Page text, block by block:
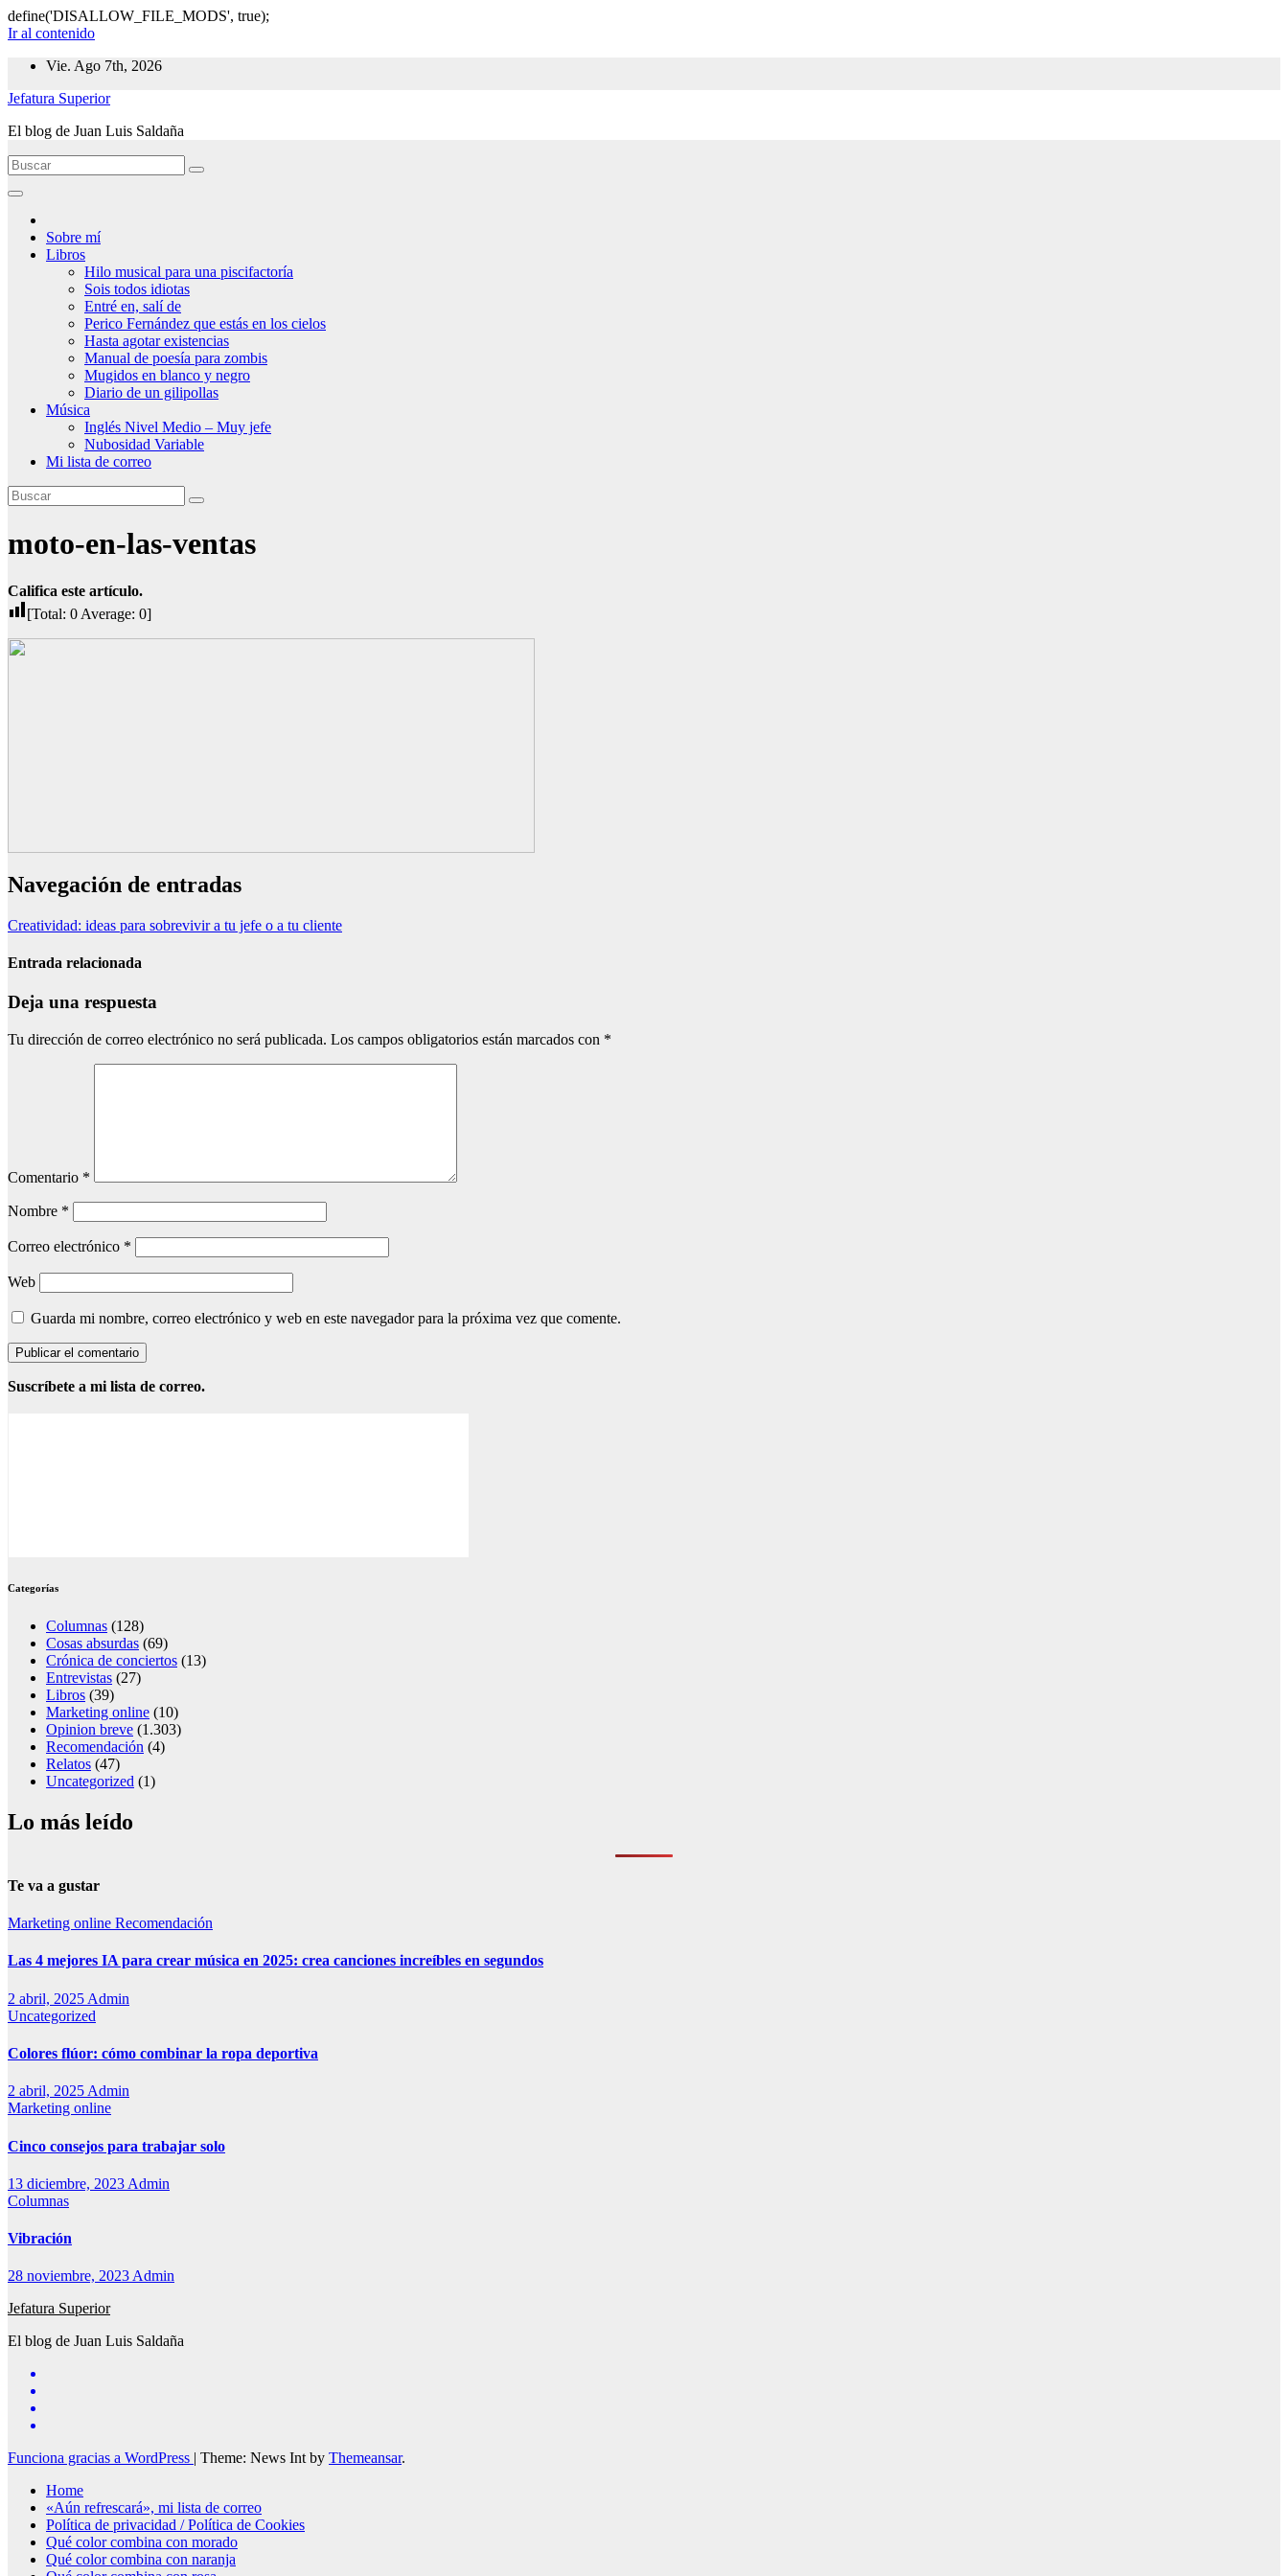
define('DISALLOW_FILE_MODS', true);
Ir al contenido
Vie. Ago 7th, 2026
Jefatura Superior
El blog de Juan Luis Saldaña
Sobre mí
Libros
Hilo musical para una piscifactoría
Sois todos idiotas
Entré en, salí de
Perico Fernández que estás en los cielos
Hasta agotar existencias
Manual de poesía para zombis
Mugidos en blanco y negro
Diario de un gilipollas
Música
Inglés Nivel Medio – Muy jefe
Nubosidad Variable
Mi lista de correo
moto-en-las-ventas
Califica este artículo.
[Total: 0 Average: 0]
Navegación de entradas
Creatividad: ideas para sobrevivir a tu jefe o a tu cliente
Entrada relacionada
Deja una respuesta
Tu dirección de correo electrónico no será publicada. Los campos obligatorios están marcados con *
Comentario *
Nombre *
Correo electrónico *
Web
Guarda mi nombre, correo electrónico y web en este navegador para la próxima vez que comente.
Suscríbete a mi lista de correo.
Categorías
Columnas (128)
Cosas absurdas (69)
Crónica de conciertos (13)
Entrevistas (27)
Libros (39)
Marketing online (10)
Opinion breve (1.303)
Recomendación (4)
Relatos (47)
Uncategorized (1)
Lo más leído
Te va a gustar
Marketing online Recomendación
Las 4 mejores IA para crear música en 2025: crea canciones increíbles en segundos
2 abril, 2025 Admin
Uncategorized
Colores flúor: cómo combinar la ropa deportiva
2 abril, 2025 Admin
Marketing online
Cinco consejos para trabajar solo
13 diciembre, 2023 Admin
Columnas
Vibración
28 noviembre, 2023 Admin
Jefatura Superior
El blog de Juan Luis Saldaña
Funciona gracias a WordPress | Theme: News Int by Themeansar.
Home
«Aún refrescará», mi lista de correo
Política de privacidad / Política de Cookies
Qué color combina con morado
Qué color combina con naranja